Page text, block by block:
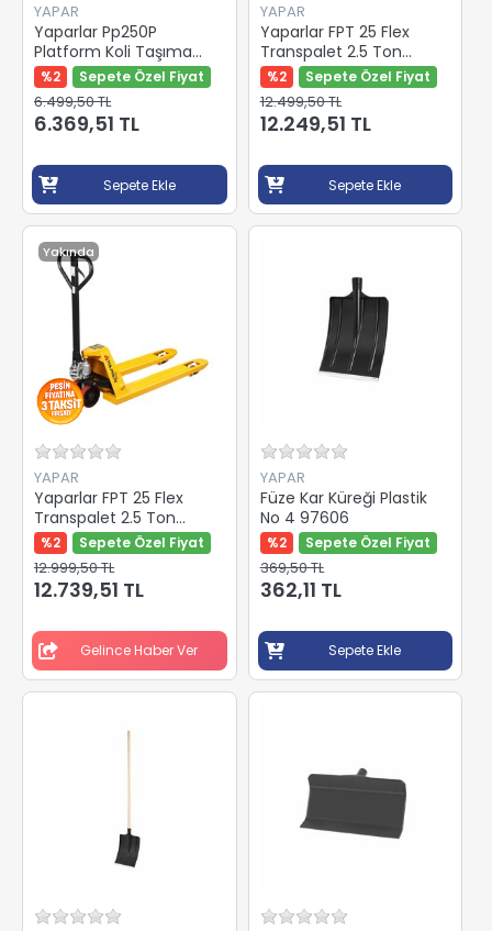
YAPAR
Yaparlar Pp250P
Platform Koli Taşıma
Arabası 250 Kg
%2 Sepete Özel Fiyat
6.499,50 TL
6.369,51 TL
Sepete Ekle
YAPAR
Yaparlar FPT 25 Flex
Transpalet 2.5 Ton
Beyaz Kemik Teker Y-
82457
%2 Sepete Özel Fiyat
12.499,50 TL
12.249,51 TL
Sepete Ekle
Yakında
YAPAR
Yaparlar FPT 25 Flex
Transpalet 2.5 Ton
Kırmızı Pu Teker Y-82456
%2 Sepete Özel Fiyat
12.999,50 TL
12.739,51 TL
Gelince Haber Ver
YAPAR
Füze Kar Küreği Plastik
No 4 97606
%2 Sepete Özel Fiyat
369,50 TL
362,11 TL
Sepete Ekle